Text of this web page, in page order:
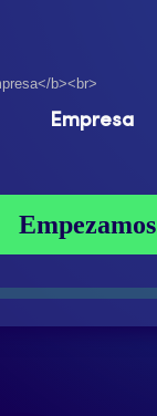
Empresa
Empezamos